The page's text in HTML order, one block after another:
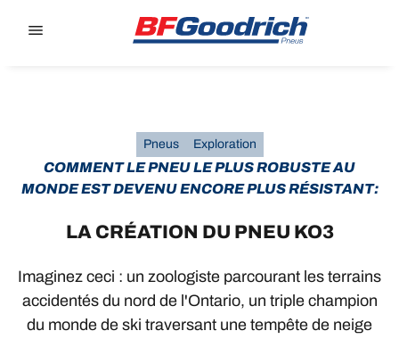
Pneus Exploration
COMMENT LE PNEU LE PLUS ROBUSTE AU
MONDE EST DEVENU ENCORE PLUS RÉSISTANT:
LA CRÉATION DU PNEU KO3
Imaginez ceci : un zoologiste parcourant les terrains
accidentés du nord de l'Ontario, un triple champion
du monde de ski traversant une tempête de neige